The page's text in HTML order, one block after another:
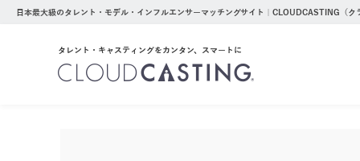
日本最大級のタレント・モデル・インフルエンサーマッチングサイト｜CLOUDCASTING（ク
タレント・キャスティングをカンタン、スマートに